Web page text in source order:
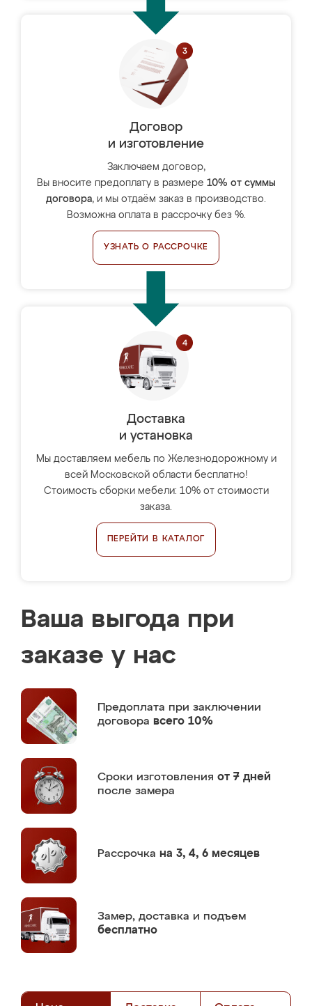
Договор
и изготовление
Заключаем договор,
Вы вносите предоплату в размере 10% от суммы
договора, и мы отдаём заказ в производство.
Возможна оплата в рассрочку без %.
УЗНАТЬ О РАССРОЧКЕ
Доставка
и установка
Мы доставляем мебель по Железнодорожному и
всей Московской области бесплатно!
Стоимость сборки мебели: 10% от стоимости
заказа.
ПЕРЕЙТИ В КАТАЛОГ
Ваша выгода при
заказе у нас
Предоплата при заключении
договора всего 10%
Сроки изготовления от 7 дней
после замера
Рассрочка на 3, 4, 6 месяцев
Замер, доставка и подъем
бесплатно